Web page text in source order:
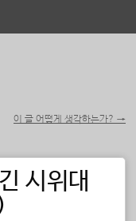
이 글 어떻게 생각하는가? →
시위대